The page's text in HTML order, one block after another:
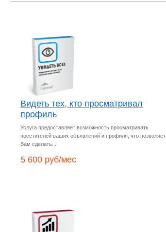
Видеть тех, кто просматривал
профиль
Услуга предоставляет возможность просматривать
посетителей ваших объявлений и профиля, что позволяет
Вам сделать...
5 600 руб/мес